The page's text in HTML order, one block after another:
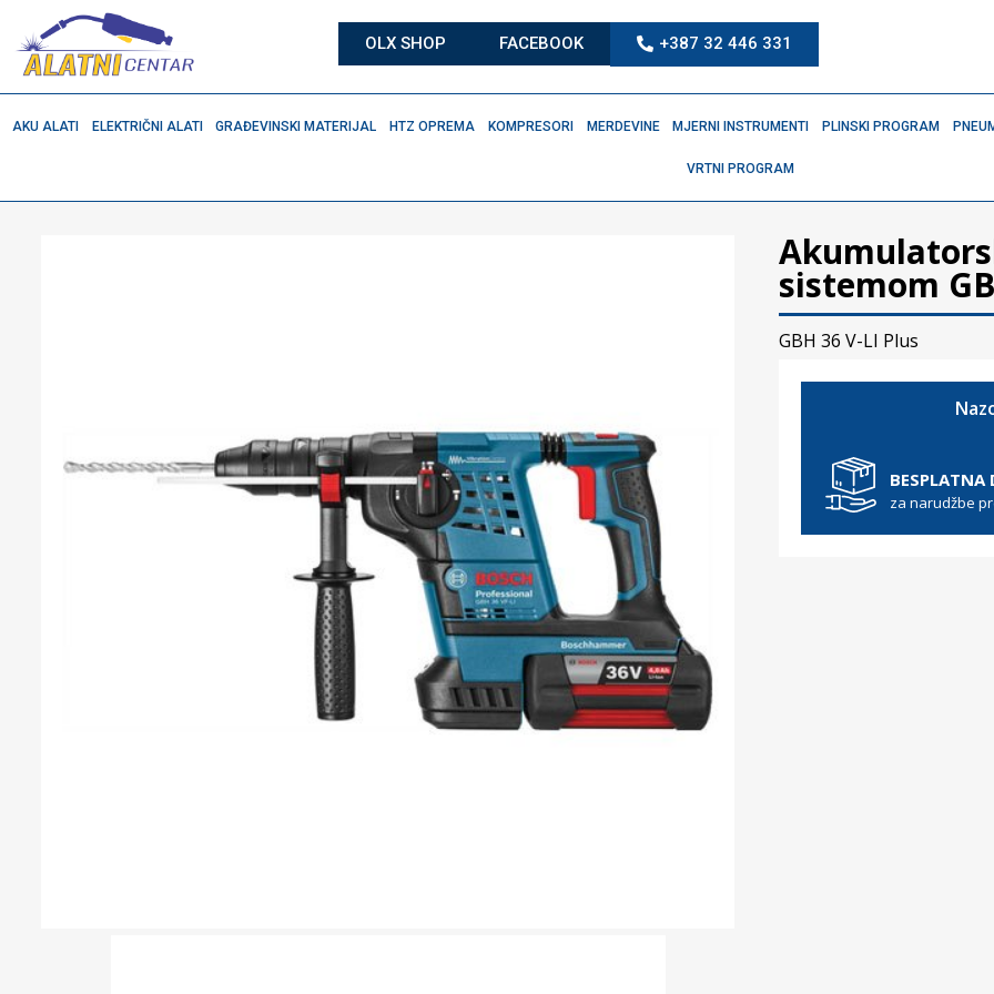
OLX SHOP FACEBOOK +387 32 446 331
AKU ALATI ELEKTRIČNI ALATI GRAĐEVINSKI MATERIJAL HTZ OPREMA KOMPRESORI MERDEVINE MJERNI INSTRUMENTI PLINSKI PROGRAM
VRTNI PROGRAM
sistemom
GBH 36 V-LI Plus
BESPLATNA
za narudžbe